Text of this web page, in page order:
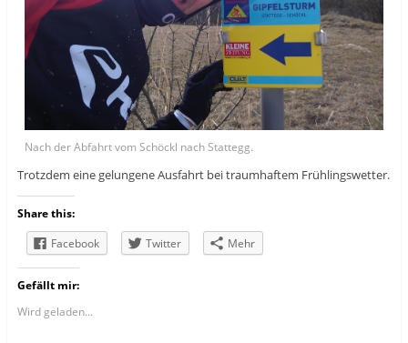
Nach der Abfahrt vom Schöckl nach Stattegg.
Trotzdem eine gelungene Ausfahrt bei traumhaftem Frühlingswetter.
Share this:
Facebook
Twitter Mehr
Gefällt mir:
Wird geladen...